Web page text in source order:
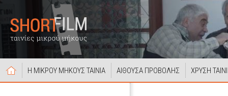
Η ΜΙΚΡΟΥ ΜΗΚΟΥΣ ΤΑΙΝΙΑ ΑΙΘΟΥΣΑ ΠΡΟΒΟΛΗΣ ΧΡΥΣΗ